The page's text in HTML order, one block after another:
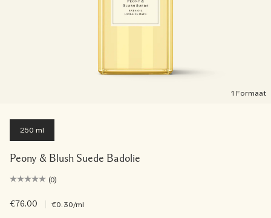
1 Formaat
250 ml
Peony & Blush Suede Badolie
(0)
€76.00 €0.30/ml